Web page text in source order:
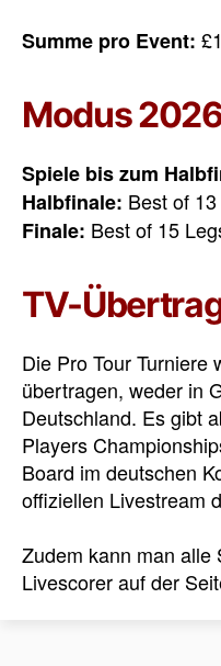
Summe pro Event:
Modus
Spiele bis zum
Halbfinale: Best of
Finale: Best of 15
TV-
Die Pro Tour Turniere
übertragen, weder in
Deutschland. Es gibt
Players
Board im deutschen
offiziellen Livestream
Zudem kann man alle
Livescorer auf der